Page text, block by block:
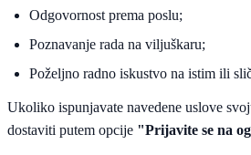
Odgovornost prema poslu;
Poznavanje rada na viljuškaru;
Poželjno radno iskustvo na istim ili
Ukoliko ispunjavate navedene uslove
dostaviti putem opcije "Prijavite se na